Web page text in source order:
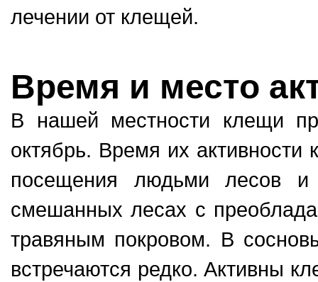
лечении от клещей.
Время и место
В нашей местности клещи
октябрь. Время их активности
посещения людьми лесов
смешанных лесах с
травяным покровом. В
встречаются редко. Активны